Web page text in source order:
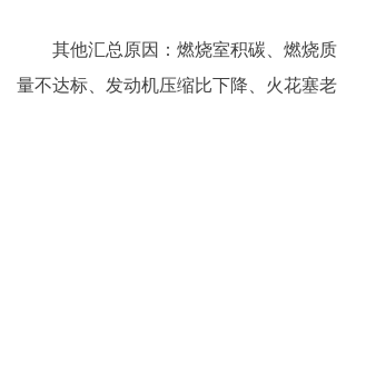
其他汇总原因：燃烧室积碳、燃烧质
量不达标、发动机压缩比下降、火花塞老